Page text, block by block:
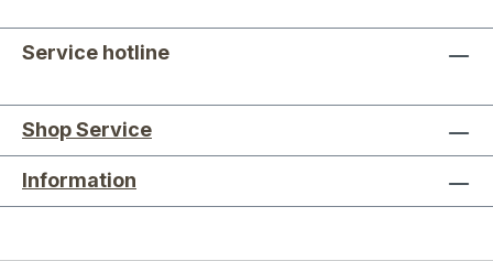
Service hotline
Shop Service
Information